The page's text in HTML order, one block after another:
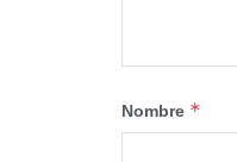
Nombre *